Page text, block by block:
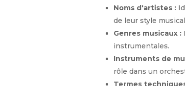
Noms d'artistes :
de leur style
Genres musicaux :
instrumentales.
Instruments de
rôle dans un
Termes